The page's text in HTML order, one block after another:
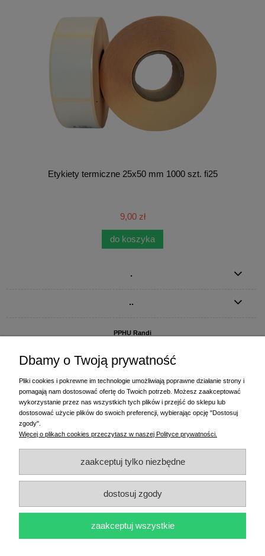
Etykiety termiczne 25x50 mm 1000 szt. fi25
9,00 zł
do koszyka
.
..
PPHU Randi
ul. Starogardzka 77 (wjazd od ul. Plażowej)
+48 58 770 31 80
- centrala
+48 58 770 31 83- wyceny i drukowanie etykiet
- Krzysztof - drukowanie etykiet,
(+48) 602 794 901- Sebastian - wyceny i doradztwo techniczne,biuro@randi.pl
Dbamy o Twoją prywatność
Pliki cookies i pokrewne im technologie umożliwiają poprawne działanie strony i
pomagają nam dostosować ofertę do Twoich potrzeb. Możesz zaakceptować
wykorzystanie przez nas wszystkich tych plików i przejść do sklepu lub
dostosować użycie plików do swoich preferencji, wybierając opcję "Dostosuj
zgody".
Więcej o plikach cookies przeczytasz w naszej Polityce prywatności.
zaakceptuj tylko niezbędne
dostosuj zgody
zaakceptuj wszystkie